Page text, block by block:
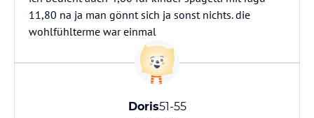
11,80 na ja man gönnt sich ja sonst nichts. die
wohlfühlterme war einmal
Doris51-55